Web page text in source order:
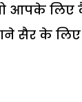
लिए
सैर के